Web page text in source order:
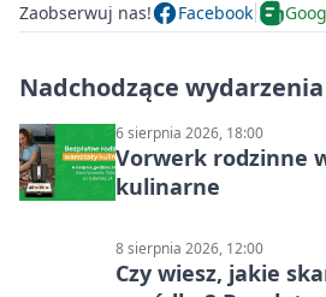
Zaobserwuj nas! Facebook
Nadchodzące wydarzenia
6 sierpnia 2026, 18:00
Vorwerk rodzinne
kulinarne
8 sierpnia 2026, 12:00
Czy wiesz, jakie